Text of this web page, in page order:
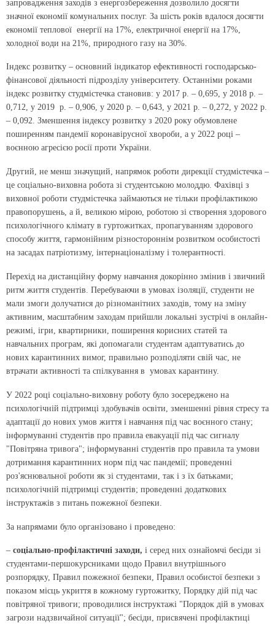
запровадження заходів з енергозбереження дозволило досягти
значної економії комунальних послуг. За шість років вдалося досягти
економії теплової енергії на 17%, електричної енергії на 17%,
холодної води на 21%, природного газу на 30%.
Індекс розвитку – основний індикатор ефективності господарсько-
фінансової діяльності підрозділу університету. Останніми роками
індекс розвитку студмістечка становив: у 2017 р. – 0,695, у 2018 р. –
0,712, у 2019 р. – 0,906, у 2020 р. – 0,643, у 2021 р. – 0,272, у 2022 р.
– 0,092. Зменшення індексу розвитку з 2020 року обумовлене
поширенням пандемії коронавірусної хвороби, а у 2022 році –
воєнною агресією росії проти України.
Другий, не менш значущий, напрямок роботи дирекції студмістечка –
це соціально-виховна робота зі студентською молоддю. Фахівці з
виховної роботи студмістечка займаються не тільки профілактикою
правопорушень, а й, великою мірою, роботою зі створення здорового
психологічного клімату в гуртожитках, пропагуванням здорового
способу життя, гармонійним різностороннім розвитком особистості
на засадах патріотизму, інтернаціоналізму і толерантності.
Перехід на дистанційну форму навчання докорінно змінив і звичний
ритм життя студентів. Перебуваючи в умовах ізоляції, студенти не
мали змоги долучатися до різноманітних заходів, тому на зміну
активним, масштабним заходам прийшли локальні зустрічі в онлайн-
режимі, ігри, квартирники, поширення корисних статей та
навчальних програм, які допомагали студентам адаптуватись до
нових карантинних вимог, правильно розподіляти свій час, не
втрачати активності та спілкування в умовах карантину.
У 2022 році соціально-виховну роботу було зосереджено на
психологічній підтримці здобувачів освіти, зменшенні рівня стресу та
адаптації до нових умов життя і навчання під час воєнного стану;
інформуванні студентів про правила евакуації під час сигналу
"Повітряна тривога"; інформуванні студентів про правила та умови
дотримання карантинних норм під час пандемії; проведенні
роз'яснювальної роботи як зі студентами, так і з їх батьками;
психологічній підтримці студентів; проведенні додаткових
інструктажів з питань пожежної безпеки.
За напрямами було організовано і проведено:
– соціально-профілактичні заходи, і серед них ознайомчі бесіди зі
студентами-першокурсниками щодо Правил внутрішнього
розпорядку, Правил пожежної безпеки, Правил особистої безпеки з
показом місць укриття в кожному гуртожитку, Порядку дій під час
повітряної тривоги; проводилися інструктажі "Порядок дій в умовах
загрози надзвичайної ситуації"; бесіди, присвячені профілактиці